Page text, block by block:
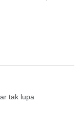
tak lupa